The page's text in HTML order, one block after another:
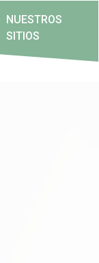
NUESTROS
SITIOS